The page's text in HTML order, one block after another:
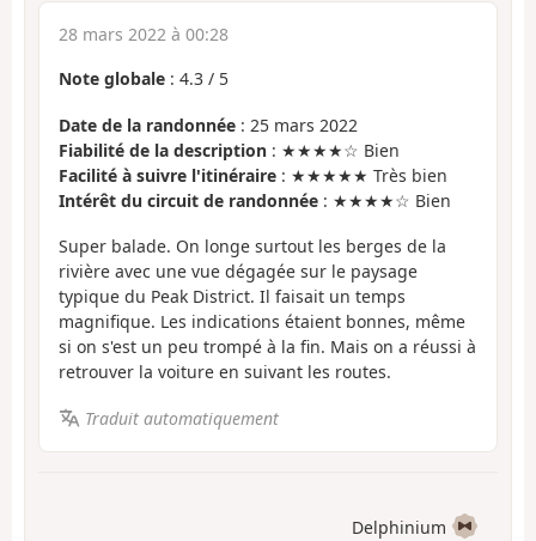
28 mars 2022 à 00:28
Note globale : 4.3 / 5
Date de la randonnée : 25 mars 2022
Fiabilité de la description : ★★★★☆ Bien
Facilité à suivre l'itinéraire : ★★★★★ Très bien
Intérêt du circuit de randonnée : ★★★★☆ Bien
Super balade. On longe surtout les berges de la
rivière avec une vue dégagée sur le paysage
typique du Peak District. Il faisait un temps
magnifique. Les indications étaient bonnes, même
si on s'est un peu trompé à la fin. Mais on a réussi à
retrouver la voiture en suivant les routes.
Traduit automatiquement
Delphinium